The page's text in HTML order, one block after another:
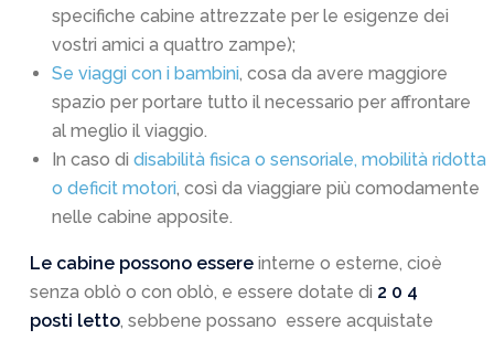
specifiche cabine attrezzate per le esigenze dei
vostri amici a quattro zampe);
Se viaggi con i bambini, cosa da avere maggiore
spazio per portare tutto il necessario per affrontare
al meglio il viaggio.
In caso di disabilità fisica o sensoriale, mobilità ridotta
o deficit motori, così da viaggiare più comodamente
nelle cabine apposite.
Le cabine possono essere interne o esterne, cioè
senza oblò o con oblò, e essere dotate di 2 0 4
posti letto, sebbene possano essere acquistate